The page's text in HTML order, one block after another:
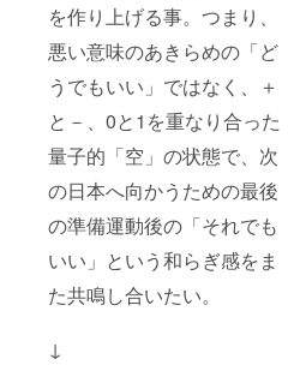
を作り上げる事。つまり、
悪い意味のあきらめの「ど
うでもいい」ではなく、＋
と－、0と1を重なり合った
量子的「空」の状態で、次
の日本へ向かうための最後
の準備運動後の「それでも
いい」という和らぎ感をま
た共鳴し合いたい。
↓